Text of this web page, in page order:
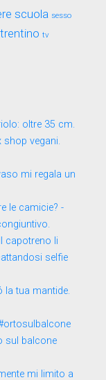
scuola sesso
trentino tv